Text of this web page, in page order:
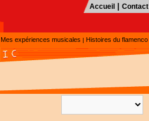
Accueil Contact
Mes expériences musicales | Histoires du flamenco